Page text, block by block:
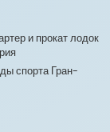
и прокат лодок
спорта Гран-